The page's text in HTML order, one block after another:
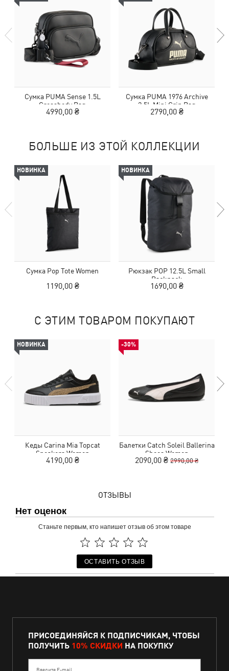
Сумка PUMA Sense 1.5L
Crossbody Bag
4990,00 ₴
Сумка PUMA 1976 Archive
2.5L Mini Grip Bag
2790,00 ₴
БОЛЬШЕ ИЗ ЭТОЙ КОЛЛЕКЦИИ
НОВИНКА
Сумка Pop Tote Women
1190,00 ₴
НОВИНКА
Рюкзак POP 12.5L Small
Backpack
1690,00 ₴
С ЭТИМ ТОВАРОМ ПОКУПАЮТ
НОВИНКА
Кеды Carina Mia Topcat
Sneakers Women
4190,00 ₴
-30%
Балетки Catch Soleil Ballerina
Shoes Women
2090,00 ₴ 2990,00 ₴
ОТЗЫВЫ
Нет оценок
Станьте первым, кто напишет отзыв об этом товаре
ОСТАВИТЬ ОТЗЫВ
ПРИСОЕДИНЯЙСЯ К ПОДПИСЧИКАМ, ЧТОБЫ
ПОЛУЧИТЬ 10% СКИДКИ НА ПОКУПКУ
Введите E-mail